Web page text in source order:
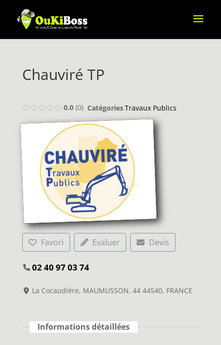
Chauviré TP
0.0 0 CatégoriesTravaux Publics
Favori Evaluer Devis
02 40 97 03 74
La Cocaudière, MAUMUSSON, 44 44540, FRANCE
Informations détaillées